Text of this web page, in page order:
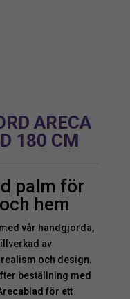
ARECA
180 CM
palm för
hem
vår handgjorda,
av
och design.
beställning med
för ett